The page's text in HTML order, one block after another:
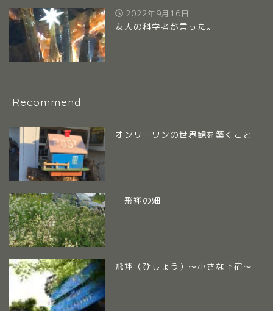
2022年9月16日
友人の科学者が言った。
Recommend
オンリーワンの世界観を築くこと
飛翔の畑
飛翔（ひしょう）～小さな下宿～